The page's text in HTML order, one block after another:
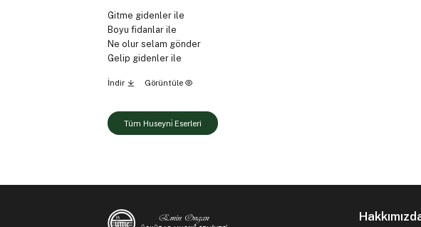
Gitme gidenler ile
Boyu fidanlar ile
Ne olur selam gönder
Gelip gidenler ile
İndir Görüntüle
Tüm Huseyni̇ Eserleri